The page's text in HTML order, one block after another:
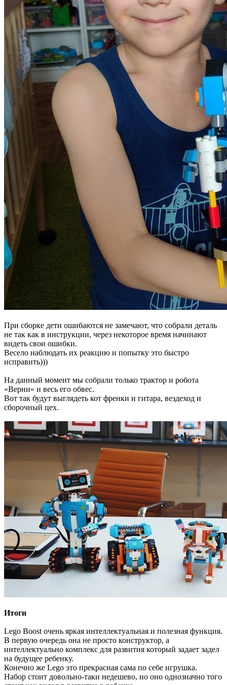
При сборке дети ошибаются не замечают, что собрали деталь
не так как в инструкции, через некоторое время начинают
видеть свои ошибки.
Весело наблюдать их реакцию и попытку это быстро
исправить)))
На данный момент мы собрали только трактор и робота
«Верни» и весь его обвес.
Вот так будут выглядеть кот френки и гитара, вездеход и
сборочный цех.
Итоги
Lego Boost очень яркая интеллектуальная и полезная функция.
В первую очередь она не просто конструктор, а
интеллектуально комплекс для развития который задает задел
на будущее ребенку.
Конечно же Lego это прекрасная сама по себе игрушка.
Набор стоит довольно-таки недешево, но оно однозначно того